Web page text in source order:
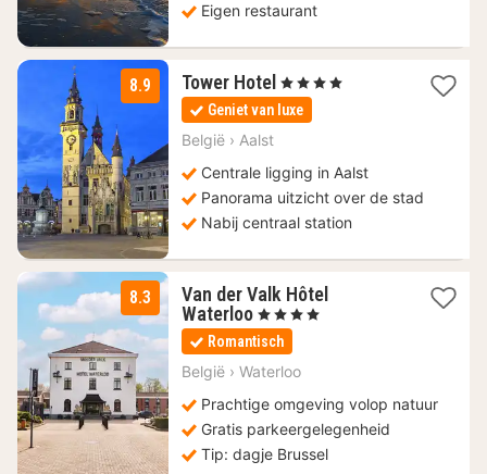
Eigen restaurant
8.9 Tower Hotel 1
nacht
vanaf
, 4 Sterren
Geniet van luxe
België › Aalst
Centrale ligging in Aalst
Panorama uitzicht over de stad
Nabij centraal station
8.3
Van der Valk Hôtel
Waterloo 1
nacht
vanaf
90
, 4 Sterren
Romantisch
België › Waterloo
Prachtige omgeving volop natuur
Gratis parkeergelegenheid
Tip: dagje Brussel